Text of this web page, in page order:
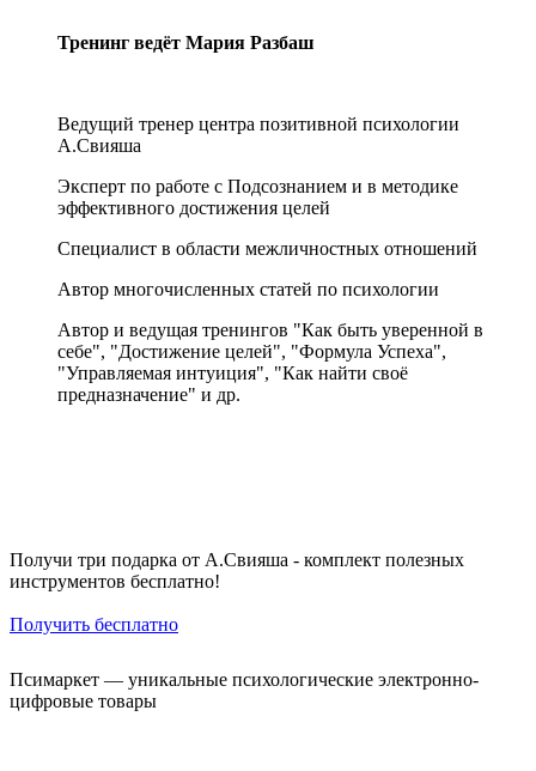
Тренинг ведёт Мария Разбаш
Ведущий тренер центра позитивной психологии
А.Свияша
Эксперт по работе с Подсознанием и в методике
эффективного достижения целей
Специалист в области межличностных отношений
Автор многочисленных статей по психологии
Автор и ведущая тренингов "Как быть уверенной в
себе", "Достижение целей", "Формула Успеха",
"Управляемая интуиция", "Как найти своё
предназначение" и др.
Получи три подарка от А.Свияша - комплект полезных
инструментов бесплатно!
Получить бесплатно
Псимаркет — уникальные психологические электронно-
цифровые товары